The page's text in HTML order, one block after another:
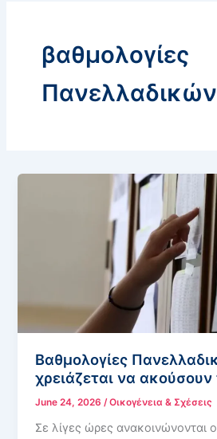
βαθμολογίες
Πανελλαδικών
Βαθμολογίες
χρειάζεται να ακούσουν
June 24, 2026 /Οικογένεια & Σχέσεις
Σε λίγες ώρες ανακοινώνονται